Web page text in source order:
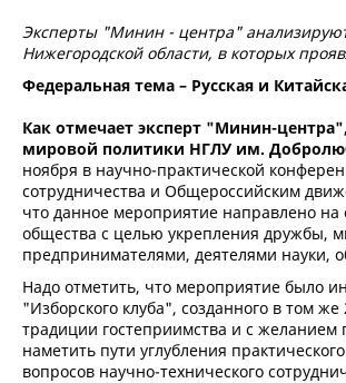
Эксперты "Минин - центра"
Нижегородской области, в которых
Федеральная тема – Русская и
Как отмечает эксперт "Минин-
мировой политики НГЛУ им.
ноября в научно-практической
сотрудничества и Общероссийским
что данное мероприятие направлено на
общества с целью укрепления дружбы,
предпринимателями, деятелями науки,
Надо отметить, что мероприятие было
"Изборского клуба", созданного в том
традиции гостеприимства и с желанием
наметить пути углубления
вопросов научно-технического